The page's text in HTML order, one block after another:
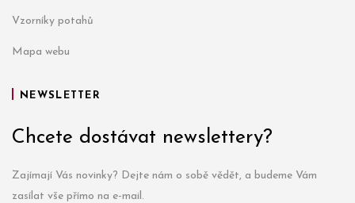
Vzorníky potahů
Mapa webu
NEWSLETTER
Chcete dostávat newslettery?
Zajímají Vás novinky? Dejte nám o sobě vědět, a budeme Vám
zasílat vše přímo na e-mail.